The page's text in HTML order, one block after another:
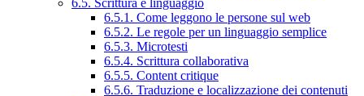
6.5. Scrittura e linguaggio
6.5.1. Come leggono le persone sul web
6.5.2. Le regole per un linguaggio semplice
6.5.3. Microtesti
6.5.4. Scrittura collaborativa
6.5.5. Content critique
6.5.6. Traduzione e localizzazione dei contenuti